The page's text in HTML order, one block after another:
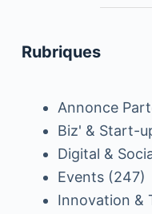
Rubriques
Annonce
Biz' & Start-
Digital &
Events(247)
Innovation &